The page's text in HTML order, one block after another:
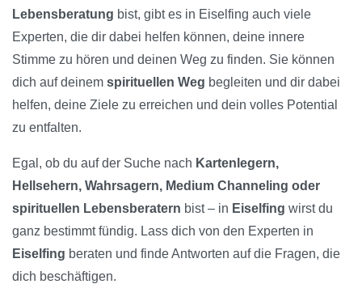
Lebensberatung bist, gibt es in Eiselfing auch viele
Experten, die dir dabei helfen können, deine innere
Stimme zu hören und deinen Weg zu finden. Sie können
dich auf deinem spirituellen Weg begleiten und dir dabei
helfen, deine Ziele zu erreichen und dein volles Potential
zu entfalten.
Egal, ob du auf der Suche nach Kartenlegern,
Hellsehern, Wahrsagern, Medium Channeling oder
spirituellen Lebensberatern bist – in Eiselfing wirst du
ganz bestimmt fündig. Lass dich von den Experten in
Eiselfing beraten und finde Antworten auf die Fragen, die
dich beschäftigen.